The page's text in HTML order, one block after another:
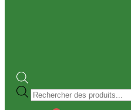
Recherche
de